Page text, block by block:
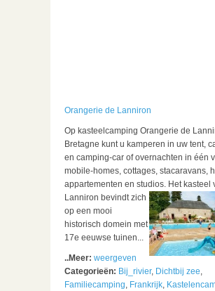
Orangerie de Lanniron
Op kasteelcamping Orangerie de
Bretagne kunt u kamperen in uw tent,
en camping-car of overnachten in één
mobile-homes, cottages, stacaravans,
appartementen en studios. Het kasteel
Lanniron bevindt zich
op een mooi
historisch domein met
17e eeuwse tuinen...
..Meer: weergeven
Categorieën: Bij_rivier, Dichtbij zee,
Familiecamping, Frankrijk,